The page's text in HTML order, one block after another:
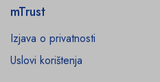
mTrust
Izjava o privatnosti
Uslovi korištenja